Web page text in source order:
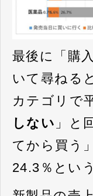
最後に「購
いて尋ねる
カテゴリで
しない 」と
てから買う
24.3％とい